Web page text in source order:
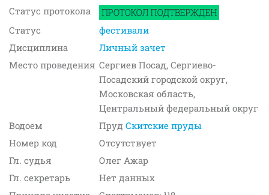
Статус протокола
Статус
фестивали
Дисциплина
Личный зачет
Место проведения Сергиев Посад, Сергиево-
Посадский городской округ,
Московская область,
Центральный федеральный округ
Водоем
Пруд Скитские пруды
Номер код
Отсутствует
Гл. судья
Олег Ажар
Гл. секретарь
Нет данных